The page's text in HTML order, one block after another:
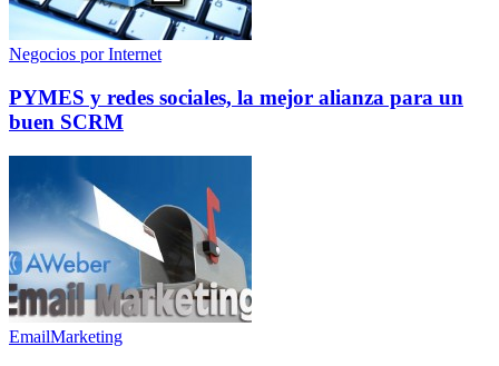
Negocios por Internet
PYMES y redes sociales, la mejor alianza para un
buen SCRM
EmailMarketing